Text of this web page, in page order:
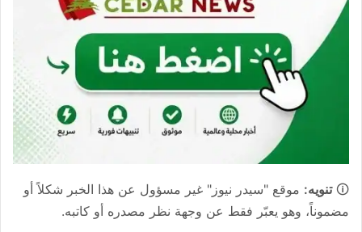
🛈تنويه: موقع "سيدر نيوز" غير مسؤول عن هذا الخبر شكلاً أو
مضموناً، وهو يعبّر فقط عن وجهة نظر مصدره أو كاتبه.